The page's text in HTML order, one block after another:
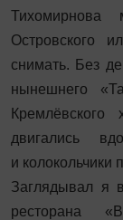
Островского
снимать. Без
нынешнего
двигались
и колокольчики
Заглядывал я
ресторана